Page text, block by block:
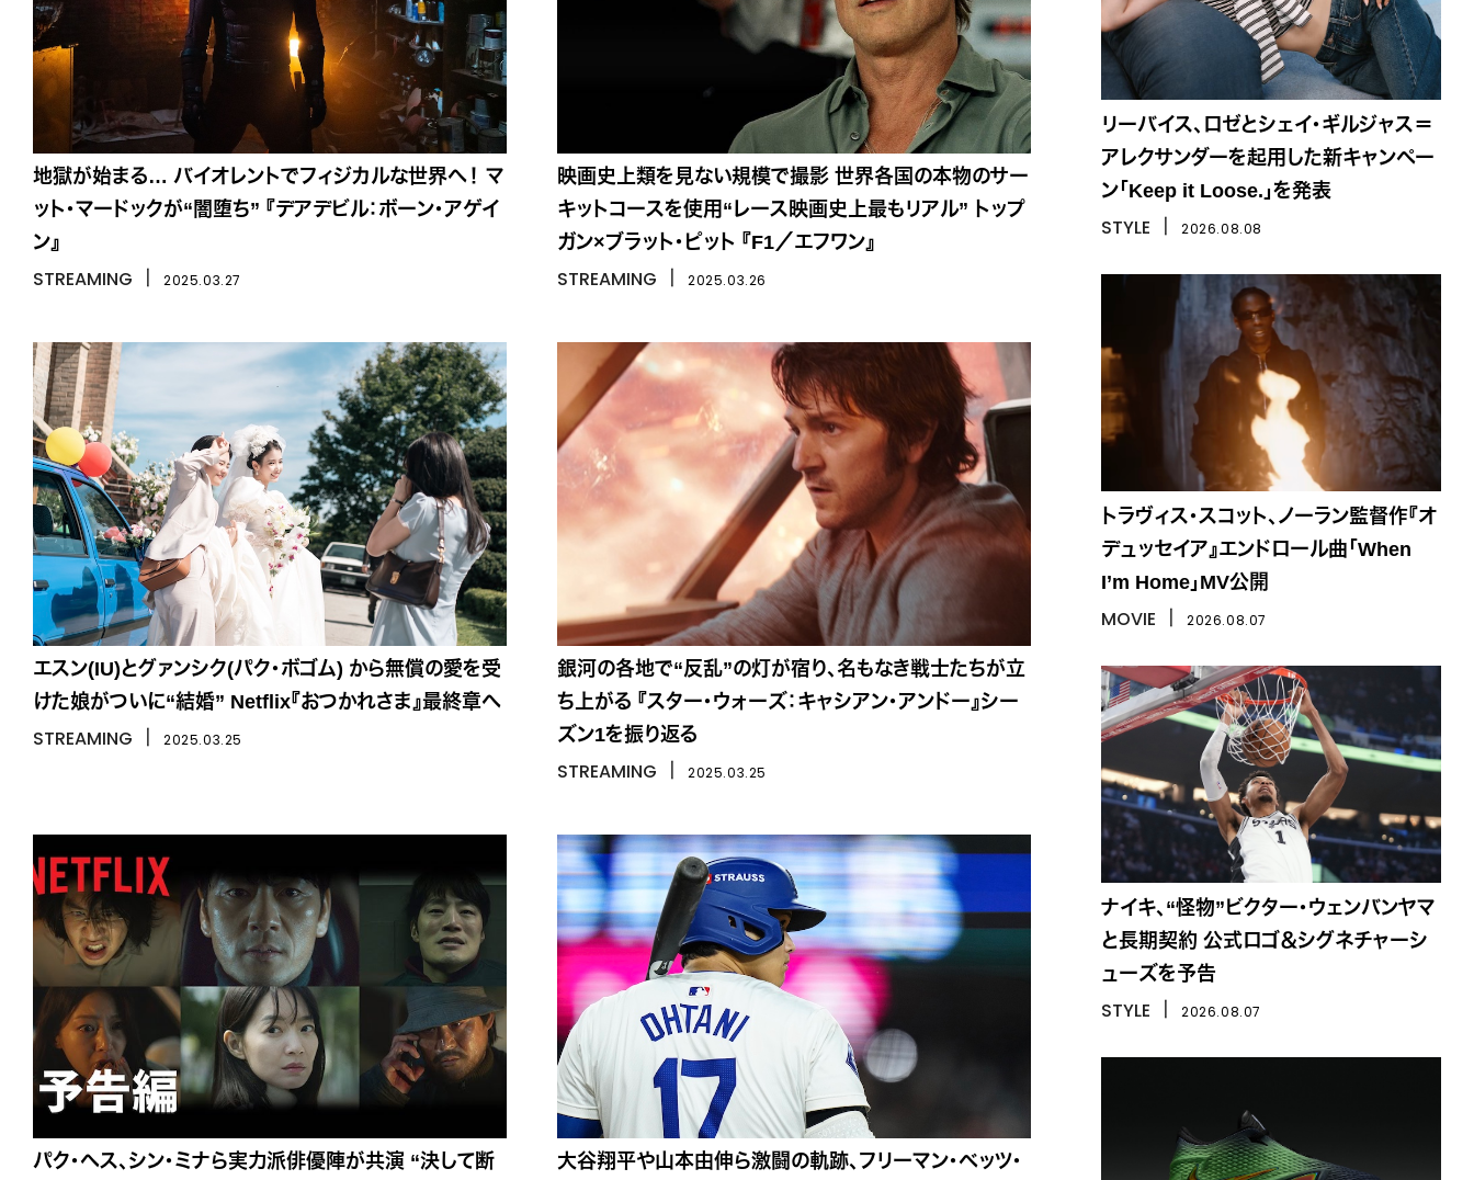
地獄が始まる… バイオレントでフィジカルな世界へ！ マ
ット・マードックが“闇堕ち” 『デアデビル：ボーン・アゲイ
ン』
STREAMING 2025.03.27
映画史上類を見ない規模で撮影 世界各国の本物のサー
キットコースを使用“レース映画史上最もリアル” トップ
ガン×ブラット・ピット 『F1／エフワン』
STREAMING 2025.03.26
エスン(IU)とグァンシク(パク・ボゴム) から無償の愛を受
けた娘がついに“結婚” Netflix『おつかれさま』最終章へ
STREAMING 2025.03.25
銀河の各地で“反乱”の灯が宿り、名もなき戦士たちが立
ち上がる 『スター・ウォーズ：キャシアン・アンドー』シー
ズン1を振り返る
STREAMING 2025.03.25
パク・ヘス、シン・ミナら実力派俳優陣が共演 “決して断
大谷翔平や山本由伸ら激闘の軌跡、フリーマン・ベッツ・
リーバイス、ロゼとシェイ・ギルジャス＝
アレクサンダーを起用した新キャンペー
ン「Keep it Loose.」を発表
STYLE 2026.08.08
トラヴィス・スコット、ノーラン監督作『オ
デュッセイア』エンドロール曲「When
I’m Home」MV公開
MOVIE 2026.08.07
ナイキ、“怪物”ビクター・ウェンバンヤマ
と長期契約 公式ロゴ＆シグネチャーシ
ューズを予告
STYLE 2026.08.07